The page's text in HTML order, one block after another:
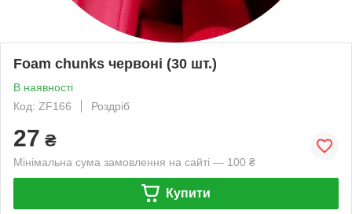
Foam chunks червоні (30 шт.)
В наявності
Код: ZF166
Роздріб
27 ₴
Мінімальна сума замовлення на сайті — 100 ₴
Купити